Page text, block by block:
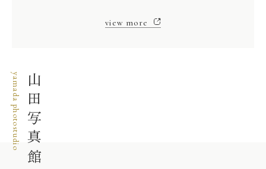
view more
山田写真館
yamada photostudio